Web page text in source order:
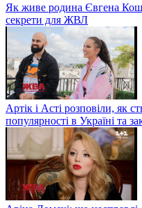
Як живе родина Євгена
секрети для ЖВЛ
Артік і Асті розповіли, як
популярності в Україні та